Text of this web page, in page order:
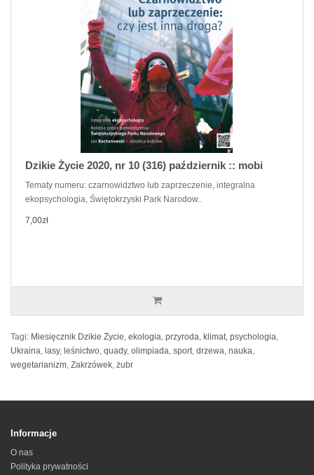
Dzikie Życie 2020, nr 10 (316) październik :: mobi
Tematy numeru: czarnowidztwo lub zaprzeczenie, integralna
ekopsychologia, Świętokrzyski Park Narodow..
7,00zł
Tagi: Miesięcznik Dzikie Życie, ekologia, przyroda, klimat, psychologia,
Ukraina, lasy, leśnictwo, quady, olimpiada, sport, drzewa, nauka,
wegetarianizm, Zakrzówek, żubr
Informacje
O nas
Polityka prywatności